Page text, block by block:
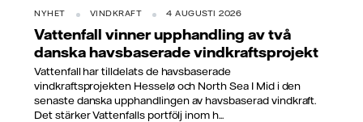
NYHET VINDKRAFT 4 AUGUSTI 2026
Vattenfall vinner upphandling av två
danska havsbaserade vindkraftsprojekt
Vattenfall har tilldelats de havsbaserade
vindkraftsprojekten Hesselø och North Sea I Mid i den
senaste danska upphandlingen av havsbaserad vindkraft.
Det stärker Vattenfalls portfölj inom h...